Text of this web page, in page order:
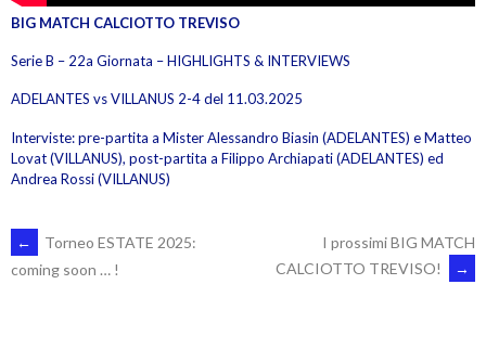
BIG MATCH CALCIOTTO TREVISO
Serie B – 22a Giornata – HIGHLIGHTS & INTERVIEWS
ADELANTES vs VILLANUS 2-4 del 11.03.2025
Interviste: pre-partita a Mister Alessandro Biasin (ADELANTES) e Matteo
Lovat (VILLANUS), post-partita a Filippo Archiapati (ADELANTES) ed
Andrea Rossi (VILLANUS)
POST
←
Torneo ESTATE 2025:
coming soon … !
I prossimi BIG MATCH
CALCIOTTO TREVISO!
→